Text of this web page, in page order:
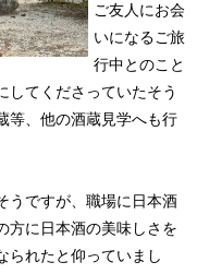
ご友人にお会
いになるご旅
行中とのこと
してくださっていたそう
等、他の酒蔵見学へも行
うですが、職場に日本酒
方に日本酒の美味しさを
られたと仰っていまし